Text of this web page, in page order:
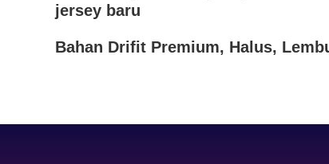
jersey baru
Bahan Drifit Premium, Halus,